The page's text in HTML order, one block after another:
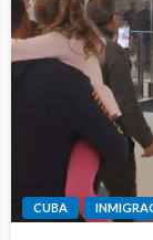
CUBA